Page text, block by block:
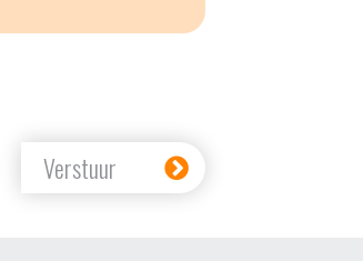
Verstuur